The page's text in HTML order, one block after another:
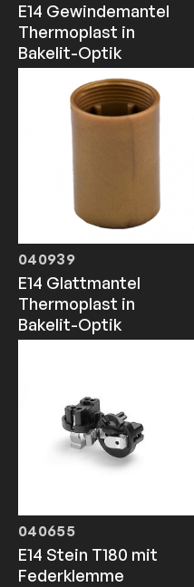
E14 Gewindemantel
Thermoplast in
Bakelit-Optik
040939
E14 Glattmantel
Thermoplast in
Bakelit-Optik
040655
E14 Stein T180 mit
Federklemme